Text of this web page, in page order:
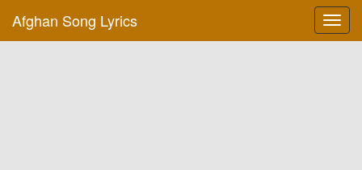
Afghan Song Lyrics